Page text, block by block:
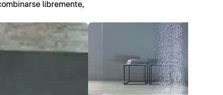
libremente,